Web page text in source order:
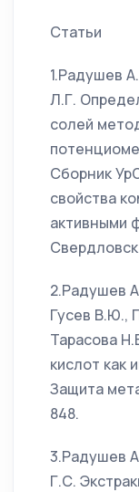
Статьи
1.Радушев
Л.Г.
солей
Сборник
свойства
активными
2.Радушев
Гусев В.Ю.,
Тарасова
кислот как
Защита
848.
3.Радушев
Г.С.